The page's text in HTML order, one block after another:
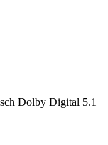
Dolby Digital 5.1